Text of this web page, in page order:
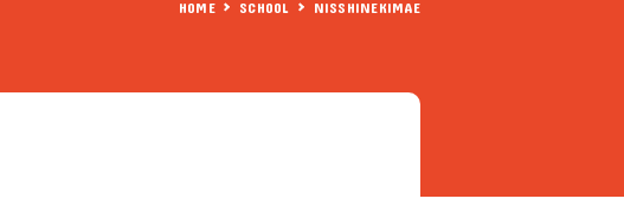
HOME SCHOOL NISSHINEKIMAE